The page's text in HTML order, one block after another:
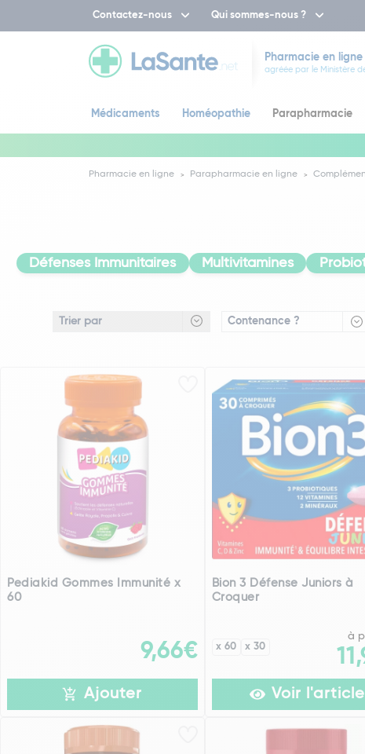
Contactez-nous Qui sommes-nous ?
Pharmacie en
agréée par le Ministère
Médicaments Homéopathie Parapharmacie
Pharmacie en ligne Parapharmacie en ligne
Défenses Immunitaires Multivitamines
Contenance ?
Pediakid Gommes Immunité x
60
9,66€
Ajouter
Bion 3 Défense Juniors à
Croquer
x 60 x 30
à
Voir l'article